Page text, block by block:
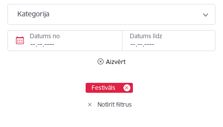
Kategorija
Datums no Datums līdz
Aizvērt
Festivāls
Notīrīt filtrus